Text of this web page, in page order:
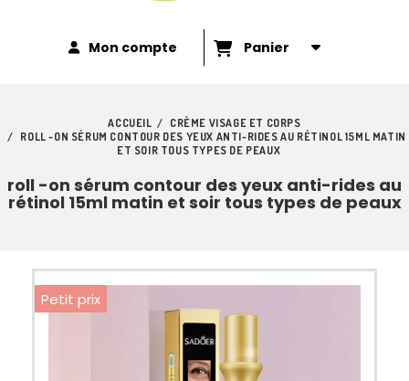
Mon compte Panier
ACCUEIL
CRÈME VISAGE ET CORPS
ROLL -ON SÉRUM CONTOUR DES YEUX ANTI-RIDES AU RÉTINOL 15ML MATIN
ET SOIR TOUS TYPES DE PEAUX
roll -on sérum contour des yeux anti-rides au
rétinol 15ml matin et soir tous types de peaux
Petit prix